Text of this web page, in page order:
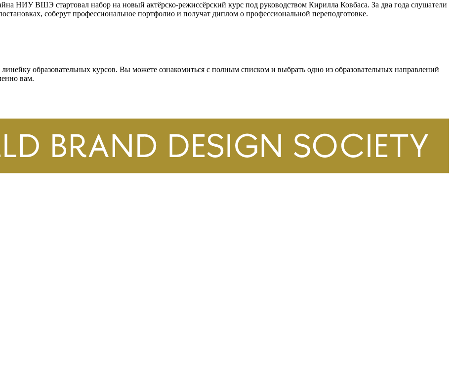
НИУ ВШЭ стартовал набор на новый актёрско-режиссёрский курс под руководством Кирилла Ковбаса. За два года слушатели
соберут профессиональное портфолио и получат диплом о профессиональной переподготовке.
образовательных курсов. Вы можете ознакомиться с полным списком и выбрать одно из образовательных направлений
вам.